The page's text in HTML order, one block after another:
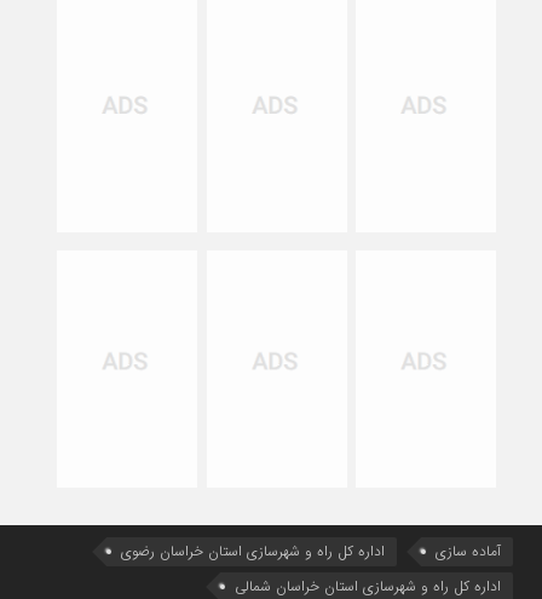
آماده سازی
اداره كل راه و شهرسازي استان خراسان رضوي
اداره كل راه و شهرسازي استان خراسان شمالي